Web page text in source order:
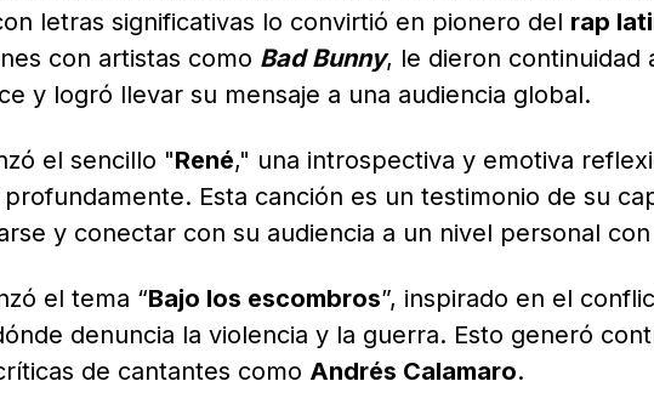
letras significativas lo convirtió en pionero del rap
con artistas como Bad Bunny, le dieron continuidad
y logró llevar su mensaje a una audiencia global.
el sencillo "René," una introspectiva y emotiva
Esta canción es un testimonio de su
y conectar con su audiencia a un nivel personal
el tema “Bajo los escombros”, inspirado en el
denuncia la violencia y la guerra. Esto generó
de cantantes como Andrés Calamaro.